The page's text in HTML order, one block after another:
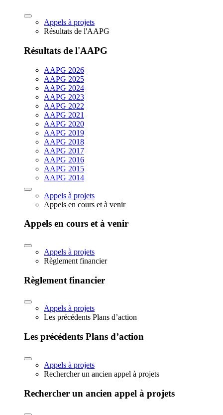
Appels à projets
Résultats de l'AAPG
Résultats de l'AAPG
AAPG 2026
AAPG 2025
AAPG 2024
AAPG 2023
AAPG 2022
AAPG 2021
AAPG 2020
AAPG 2019
AAPG 2018
AAPG 2017
AAPG 2016
AAPG 2015
AAPG 2014
Appels à projets
Appels en cours et à venir
Appels en cours et à venir
Appels à projets
Règlement financier
Règlement financier
Appels à projets
Les précédents Plans d’action
Les précédents Plans d’action
Appels à projets
Rechercher un ancien appel à projets
Rechercher un ancien appel à projets